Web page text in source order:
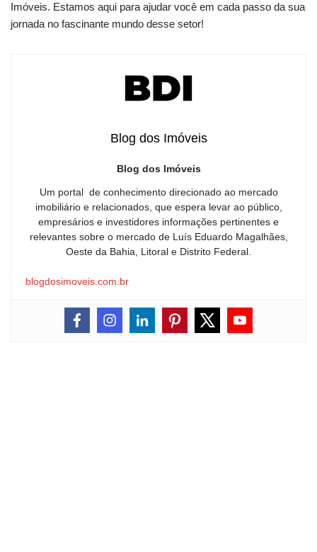
Imóveis. Estamos aqui para ajudar você em cada passo da sua
jornada no fascinante mundo desse setor!
Blog dos Imóveis
Blog dos Imóveis
Um portal de conhecimento direcionado ao mercado
imobiliário e relacionados, que espera levar ao público,
empresários e investidores informações pertinentes e
relevantes sobre o mercado de Luís Eduardo Magalhães,
Oeste da Bahia, Litoral e Distrito Federal.
blogdosimoveis.com.br